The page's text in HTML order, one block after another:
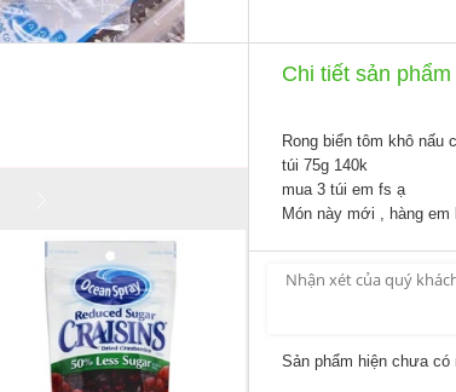
Chi tiết sản phẩm
Rong biển tôm khô nấu
túi 75g 140k
mua 3 túi em fs ạ
Món này mới , hàng
Sản phẩm hiện chưa có